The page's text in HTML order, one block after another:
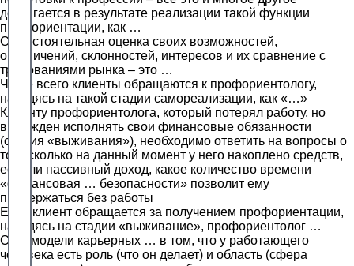
достигается в результате реализации такой функции
профориентации, как …
Самостоятельная оценка своих возможностей,
ограничений, склонностей, интересов и их сравнение с
требованиями рынка – это …
Чаще всего клиенты обращаются к профориентологу,
находясь на такой стадии самореализации, как «…»
Клиенту профориентолога, который потерял работу, но
вынужден исполнять свои финансовые обязанности
(стадия «выживания»), необходимо ответить на вопросы о
том, сколько на данный момент у него накоплено средств,
есть ли пассивный доход, какое количество времени
«финансовая … безопасности» позволит ему
продержаться без работы
Если клиент обращается за получением профориентации,
находясь на стадии «выживание», профориентолог …
Суть модели карьерных … в том, что у работающего
человека есть роль (что он делает) и область (сфера